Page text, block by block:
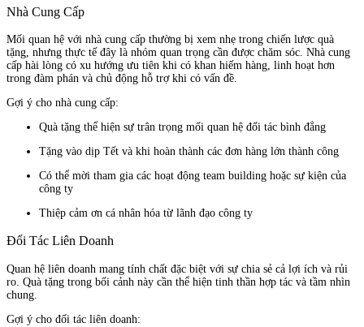
Nhà Cung Cấp
Mối quan hệ với nhà cung cấp thường bị xem nhẹ trong chiến lược quà
tặng, nhưng thực tế đây là nhóm quan trọng cần được chăm sóc. Nhà cung
cấp hài lòng có xu hướng ưu tiên khi có khan hiếm hàng, linh hoạt hơn
trong đàm phán và chủ động hỗ trợ khi có vấn đề.
Gợi ý cho nhà cung cấp:
Quà tặng thể hiện sự trân trọng mối quan hệ đối tác bình đẳng
Tặng vào dịp Tết và khi hoàn thành các đơn hàng lớn thành công
Có thể mời tham gia các hoạt động team building hoặc sự kiện của
công ty
Thiệp cảm ơn cá nhân hóa từ lãnh đạo công ty
Đối Tác Liên Doanh
Quan hệ liên doanh mang tính chất đặc biệt với sự chia sẻ cả lợi ích và rủi
ro. Quà tặng trong bối cảnh này cần thể hiện tinh thần hợp tác và tầm nhìn
chung.
Gợi ý cho đối tác liên doanh: